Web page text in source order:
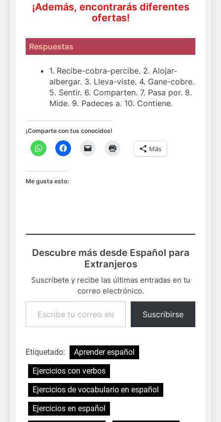
¡Además, encontrarás diferentes
ofertas!
Respuestas
1. Recibe-cobra-percibe. 2. Alojar-
albergar. 3. Lleva-viste. 4. Gane-cobre.
5. Sentir. 6. Comparten. 7. Pasa por. 8.
Mide. 9. Padeces a. 10. Contiene.
¡Comparte con tus conocidos!
Más
Me gusta esto:
Descubre más desde Español para
Extranjeros
Suscríbete y recibe las últimas entradas en tu
correo electrónico.
Escribe tu correo electrónico…
Suscribirse
Etiquetado:
Aprender español
Ejercicios con verbos
Ejercicios de vocabulario en español
Ejercicios en español